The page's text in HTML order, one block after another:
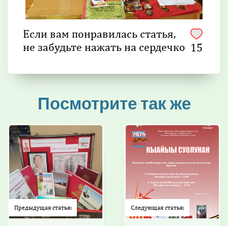
Если вам понравилась статья,
не забудьте нажать на сердечко 15
Посмотрите так же
Предыдущая статья: Следующая статья: